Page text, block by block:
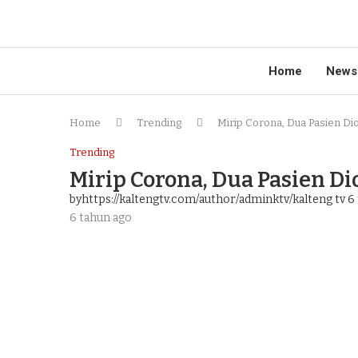
Home News
Home Trending Mirip Corona, Dua Pasien
Trending
Mirip Corona, Dua Pasien
byhttps://kaltengtv.com/author/adminktv/kalteng tv6
6 tahun ago